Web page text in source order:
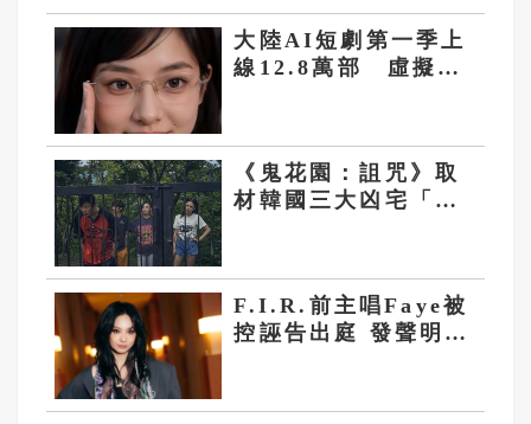
大陸AI短劇第一季上
線12.8萬部 虛擬藝
《鬼花園：詛咒》取
材韓國三大凶宅「長
F.I.R.前主唱Faye被
控誣告出庭 發聲明